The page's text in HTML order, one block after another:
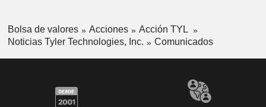
Bolsa de valores Acciones
Acción TYL
Noticias Tyler Technologies, Inc.
Comunicados